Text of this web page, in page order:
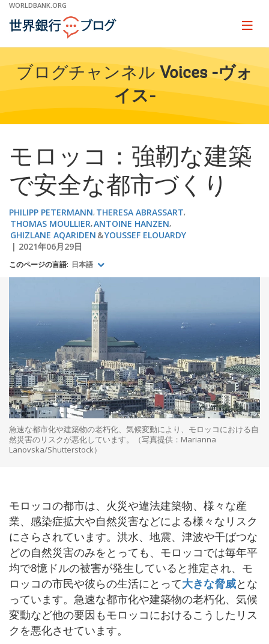
Skip
Main
Navigation
WORLDBANK.ORG
Page
ブログチャンネル Voices -ヴォ
イス-
モロッコ：強靭な建築
で安全な都市づくり
PHILIPP PETERMANN THERESA ABRASSART
THOMAS MOULLIER ANTOINE HANZEN
GHIZLANE AQARIDEN
YOUSSEF ELOUARDY
2021年06月29日
このページの言語: 日本語
急速な都市化や建築物の老朽化、気候変動により、モロッコにおける自
然災害のリスクが悪化しています。（写真提供：Marianna
Lanovska/Shutterstock）
モロッコの都市は、火災や違法建築物、様々な産
業、感染症拡大や自然災害などによる様々なリスク
にさらされています。洪水、地震、津波や干ばつな
どの自然災害のみをとっても、モロッコでは毎年平
均で8憶ドルの被害が発生していると推定され、モ
ロッコの市民や彼らの生活にとって大きな脅威とな
っています。急速な都市化や建築物の老朽化、気候
変動など他の要因もモロッコにおけるこうしたリス
クを悪化させています。